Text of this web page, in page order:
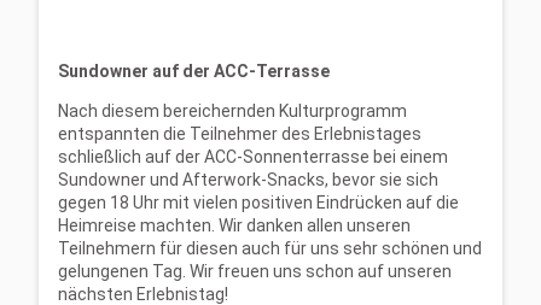
Sundowner auf der ACC-Terrasse
Nach diesem bereichernden Kulturprogramm
entspannten die Teilnehmer des Erlebnistages
schließlich auf der ACC-Sonnenterrasse bei einem
Sundowner und Afterwork-Snacks, bevor sie sich
gegen 18 Uhr mit vielen positiven Eindrücken auf die
Heimreise machten. Wir danken allen unseren
Teilnehmern für diesen auch für uns sehr schönen und
gelungenen Tag. Wir freuen uns schon auf unseren
nächsten Erlebnistag!